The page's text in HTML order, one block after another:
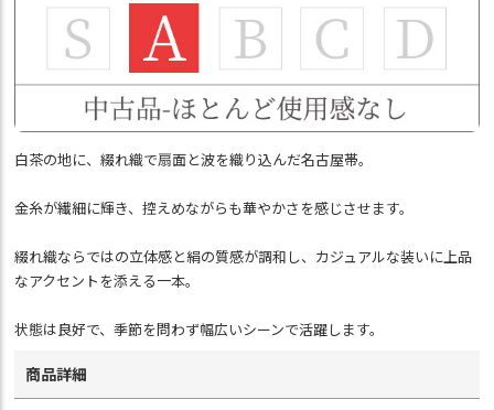
白茶の地に、綴れ織で扇面と波を織り込んだ名古屋帯。
金糸が繊細に輝き、控えめながらも華やかさを感じさせます。
綴れ織ならではの立体感と絹の質感が調和し、カジュアルな装いに上品
なアクセントを添える一本。
状態は良好で、季節を問わず幅広いシーンで活躍します。
商品詳細